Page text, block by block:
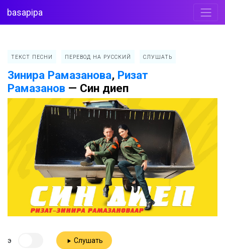
basapipa
ТЕКСТ ПЕСНИ ПЕРЕВОД НА РУССКИЙ СЛУШАТЬ
Зинира Рамазанова, Ризат
Рамазанов — Син диеп
э Слушать